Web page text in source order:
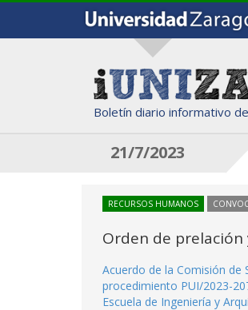
Boletín diario informativo
21/7/2023
RECURSOS HUMANOS
Orden de
Acuerdo de la Comisión de
procedimiento PUI/2023-
Escuela de Ingeniería y